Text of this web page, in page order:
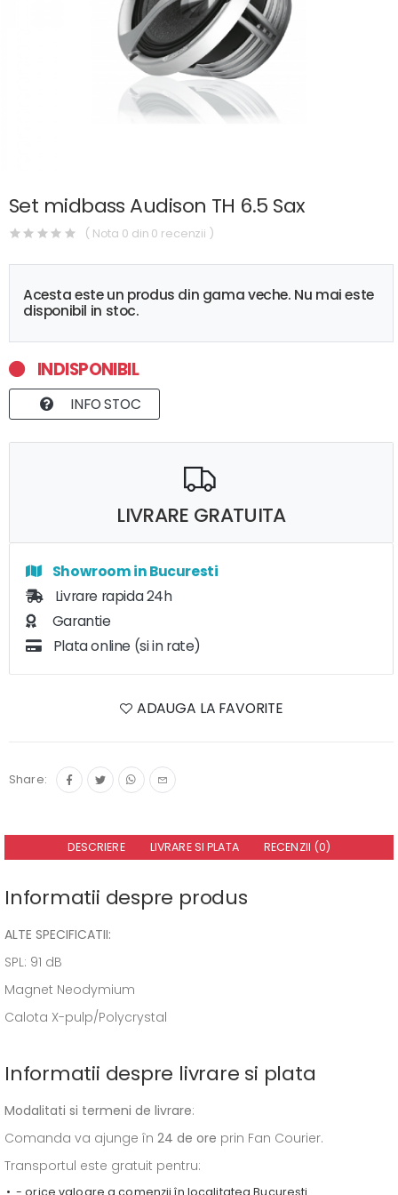
Set midbass Audison TH 6.5 Sax
( Nota 0 din 0 recenzii )
Acesta este un produs din gama veche. Nu mai este
disponibil in stoc.
INDISPONIBIL
INFO STOC
LIVRARE GRATUITA
Showroom in Bucuresti
Livrare rapida 24h
Garantie
Plata online (si in rate)
ADAUGA LA FAVORITE
Share:
DESCRIERE LIVRARE SI PLATA RECENZII (0)
Informatii despre produs
ALTE SPECIFICATII:
SPL: 91 dB
Magnet Neodymium
Calota X-pulp/Polycrystal
Informatii despre livrare si plata
Modalitati si termeni de livrare:
Comanda va ajunge în 24 de ore prin Fan Courier.
Transportul este gratuit pentru:
- orice valoare a comenzii în localitatea București